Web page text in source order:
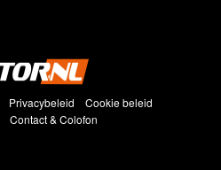
Privacybeleid
Cookie beleid
Contact & Colofon